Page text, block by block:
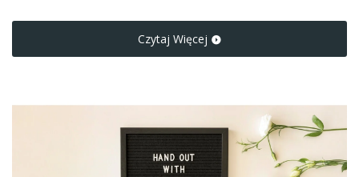
plakaty na płótnie, które wprowadzą miły akcent.
Czytaj Więcej